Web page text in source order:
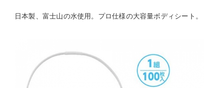
日本製、富士山の水使用。プロ仕様の大容量ボディシート。